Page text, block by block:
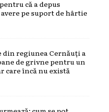
că a depus
pe suport de hârtie
din regiunea Cernăuți a
de grivne pentru un
care încă nu există